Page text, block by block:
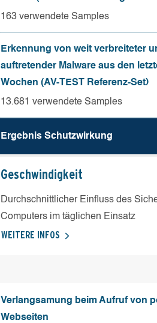
163 verwendete Samples
Erkennung von weit verbreiteter
auftretender Malware aus den
Wochen (AV-TEST Referenz-Set)
13.681 verwendete Samples
Ergebnis Schutz­wirkung
Geschw­indigkeit
Durchschnittlicher Einfluss des
Computers im täglichen Einsatz
WEITERE INFOS
Verlangsamung beim Aufruf von
Webseiten